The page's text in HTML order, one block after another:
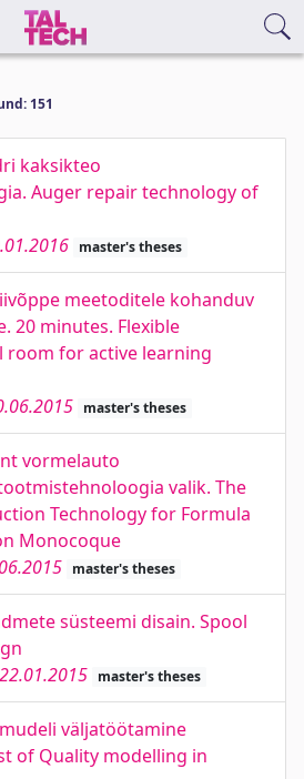
151
kaksikteo
Auger repair technology of
master's theses
meetoditele kohanduv
20 minutes. Flexible
room for active learning
master's theses
vormelauto
valik. The
Technology for Formula
Monocoque
master's theses
süsteemi disain. Spool
22.01.2015 master's theses
väljatöötamine
of Quality modelling in